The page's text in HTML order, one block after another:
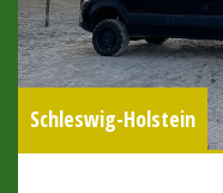
Schleswig-Holstein